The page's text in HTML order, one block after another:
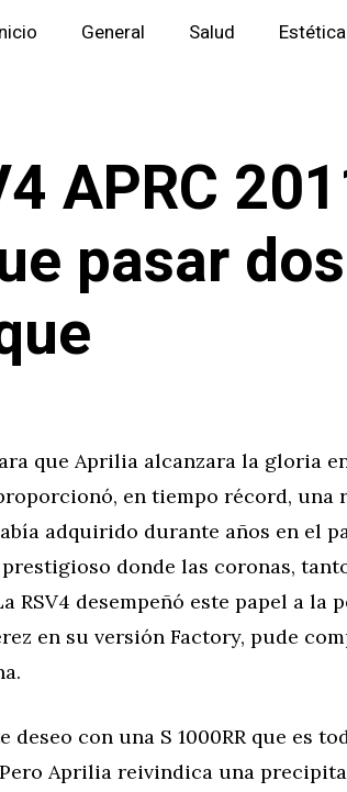
General Salud Estética
APRC
pasar dos
que Aprilia alcanzara la gloria
en tiempo récord, una
adquirido durante años en el
donde las coronas,
RSV4 desempeñó este papel a la
en su versión Factory, pude
con una S 1000RR que es
Aprilia reivindica una